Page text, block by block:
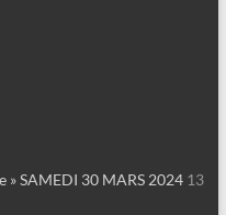
SAMEDI 30 MARS 2024 13